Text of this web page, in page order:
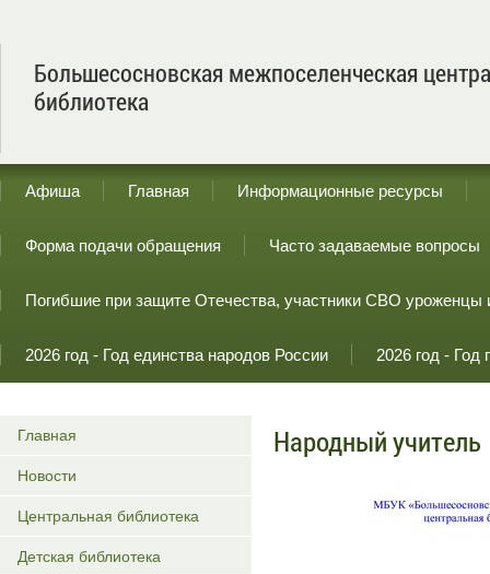
Большесосновская межпоселенческая
библиотека
Афиша Главная Информационные ресурсы
Форма подачи обращения Часто задаваемые вопросы
Погибшие при защите Отечества, участники СВО уроженцы
2026 год - Год единства народов России 2026 год -
Главная
Новости
Центральная библиотека
Детская библиотека
Народный учитель